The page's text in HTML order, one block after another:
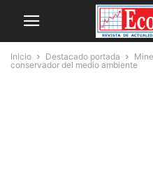
Inicio Destacado portada
conservador del medio ambiente